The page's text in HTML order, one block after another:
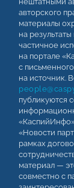
авторского
материалы
на
частичное
на портале
с
на источник.
публикуются
«Новости
рамках
материал —
совместно с